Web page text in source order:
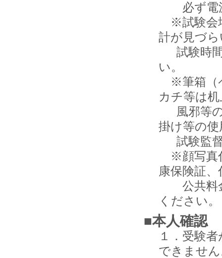
必ず電源
※試験会
計が見づ
試験時間
い。
※筆箱（
カチ等は
風邪等の
掛け等の
試験監督
※顔写真
康保険証
公共料金
ください。
■本人確認
１．受験
できませ